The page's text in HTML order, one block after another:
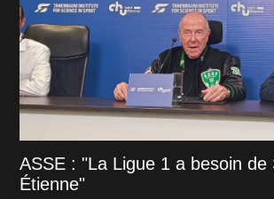
ASSE : "La Ligue 1 a besoin de
Étienne"